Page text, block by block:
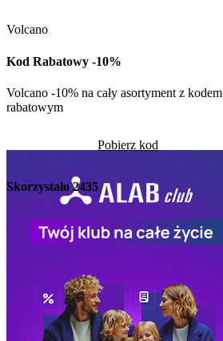
Volcano
Kod Rabatowy -10%
Volcano -10% na cały asortyment z kodem
rabatowym
Pobierz kod
Skorzystało2435